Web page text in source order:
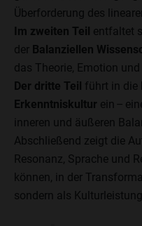
Überforderung des
Im zweiten Teil entfaltet
der Balanziellen
das Theorie, Emotion
Der dritte Teil führt in die
Erkenntniskultur ein –
inneren und äußeren
Abschließend zeigt die
Resonanz, Sprache und
können, in der
sondern als